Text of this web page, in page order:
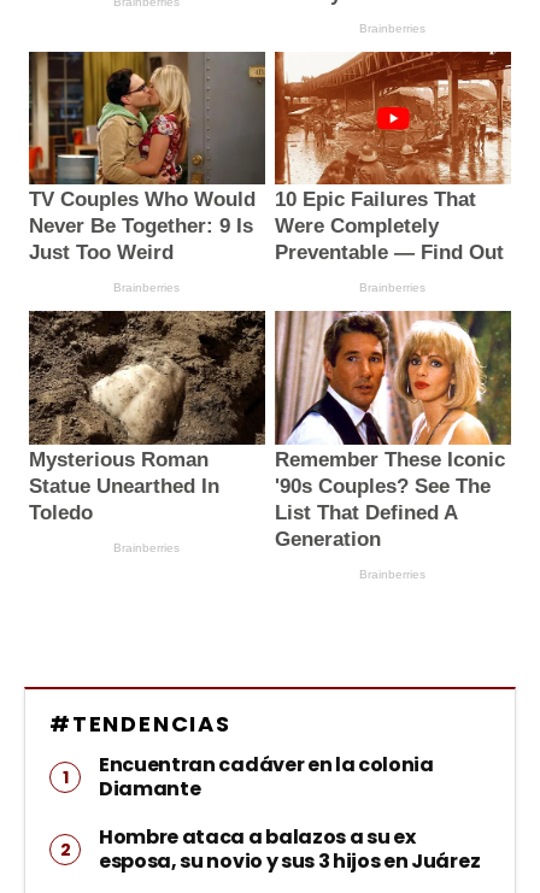
#TENDENCIAS
Encuentran cadáver en la colonia
Diamante
Hombre ataca a balazos a su ex
esposa, su novio y sus 3 hijos en Juárez